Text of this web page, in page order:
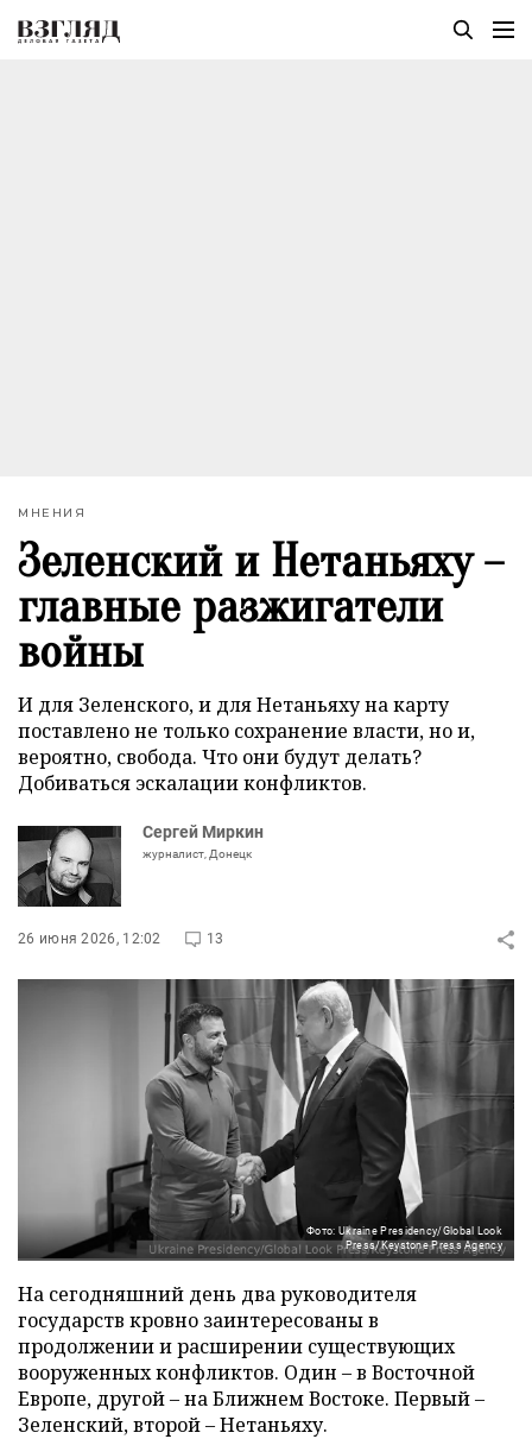
МНЕНИЯ
Зеленский и Нетаньяху –
главные разжигатели
войны
И для Зеленского, и для Нетаньяху на карту
поставлено не только сохранение власти, но и,
вероятно, свобода. Что они будут делать?
Добиваться эскалации конфликтов.
Сергей Миркин
журналист, Донецк
26 июня 2026, 12:02 13
Фото: Ukraine Presidency/Global Look
Press/Keystone Press Agency
На сегодняшний день два руководителя
государств кровно заинтересованы в
продолжении и расширении существующих
вооруженных конфликтов. Один – в Восточной
Европе, другой – на Ближнем Востоке. Первый –
Зеленский, второй – Нетаньяху.